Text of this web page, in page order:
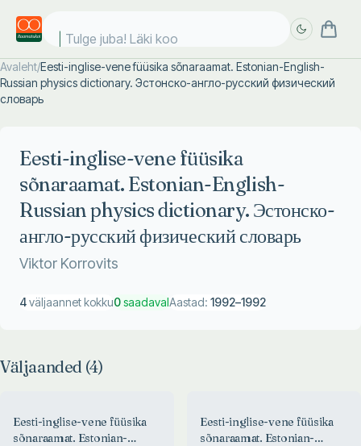
Tulge juba! Läki kool
Avaleht/Eesti-inglise-vene füüsika sõnaraamat. Estonian-English-
Russian physics dictionary. Эстонско-англо-русский физический
словарь
Eesti-inglise-vene füüsika
sõnaraamat. Estonian-English-
Russian physics dictionary. Эстонско-
англо-русский физический словарь
Viktor Korrovits
4väljaannet kokku0saadavalAastad: 1992–1992
Väljaanded (4)
Eesti-inglise-vene füüsika
sõnaraamat. Estonian-
Eesti-inglise-vene füüsika
sõnaraamat. Estonian-
Täpsem
Täpsem